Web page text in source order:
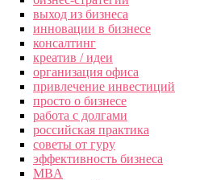
выход из бизнеса
инновации в бизнесе
консалтинг
креатив / идеи
организация офиса
привлечение инвестиций
просто о бизнесе
работа с долгами
российская практика
советы от гуру
эффективность бизнеса
MBA